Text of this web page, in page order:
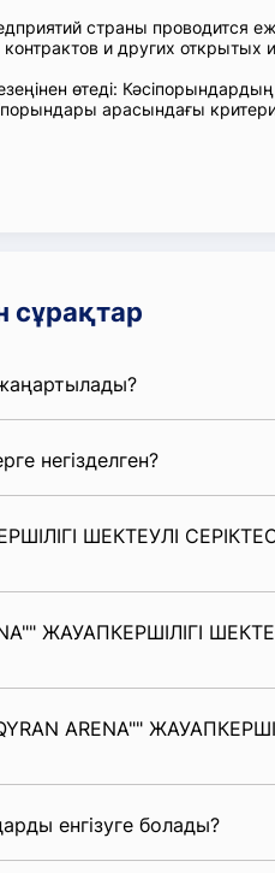
страны проводится
и других открытых
өтеді:
арасындағы
сұрақтар
негізделген?
ШЕКТЕУЛІ
ЖАУАПКЕРШІЛІГІ
ARENA""
енгізуге болады?